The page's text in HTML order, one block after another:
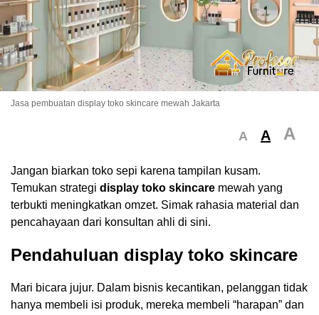
Jasa pembuatan display toko skincare mewah Jakarta
A A A
Jangan biarkan toko sepi karena tampilan kusam.
Temukan strategi display toko skincare mewah yang
terbukti meningkatkan omzet. Simak rahasia material dan
pencahayaan dari konsultan ahli di sini.
Pendahuluan display toko skincare
Mari bicara jujur. Dalam bisnis kecantikan, pelanggan tidak
hanya membeli isi produk, mereka membeli “harapan” dan